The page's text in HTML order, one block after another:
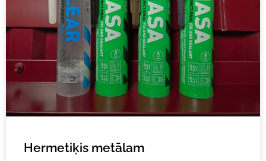
Hermetiķis metālam